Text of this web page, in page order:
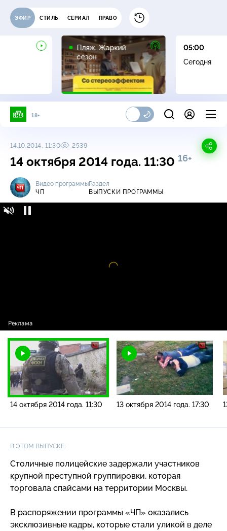
ЭФИР СТИЛЬ СЕРИАЛ ПРАВО
Пляж. Жаркий
сезон
16+
05:00
Сегодня
18+
14.10.2014, 11:30 2539
14 октября 2014 года. 11:30 16+
Видео программы
ЧП
Раздел
ВЫПУСКИ ПРОГРАММЫ
14 октября 2014 года. 11:30 13 октября 2014 года. 17:30
В ЭТОМ ВЫПУСКЕ:
Столичные полицейские задержали участников
крупной преступной группировки, которая
торговала спайсами на территории Москвы.
В распоряжении программы «ЧП» оказались
эксклюзивные кадры, которые стали уликой в деле